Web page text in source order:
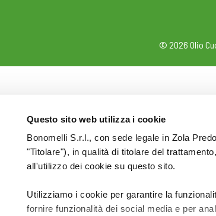
Questo sito web utilizza i cookie
Bonomelli S.r.l., con sede legale in Zola
"Titolare"), in qualità di titolare del
all'utilizzo dei cookie su questo sito.
Utilizziamo i cookie per garantire la
fornire funzionalità dei social media e per
© 2026 Olio